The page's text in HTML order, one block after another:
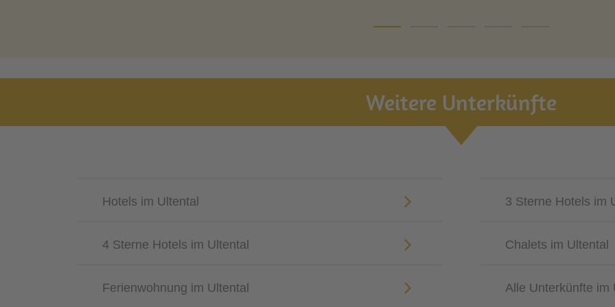
Weitere Unterkünfte
Hotels im Ultental 3 Sterne Hotels im
4 Sterne Hotels im Ultental Chalets im Ultental
Ferienwohnung im Ultental Alle Unterkünfte im